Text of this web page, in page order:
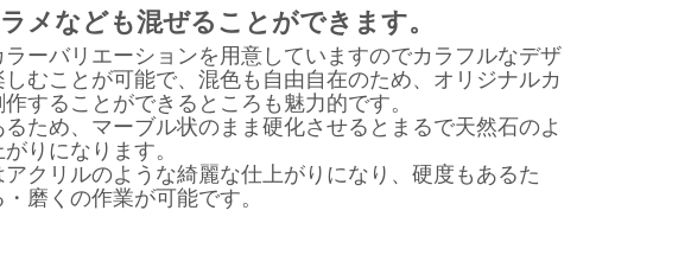
メなども混ぜることができます。
ーバリエーションを用意していますのでカラフルなデザ
しむことが可能で、混色も自由自在のため、オリジナルカ
することができるところも魅力的です。
ため、マーブル状のまま硬化させるとまるで天然石のよ
りになります。
クリルのような綺麗な仕上がりになり、硬度もあるた
磨くの作業が可能です。